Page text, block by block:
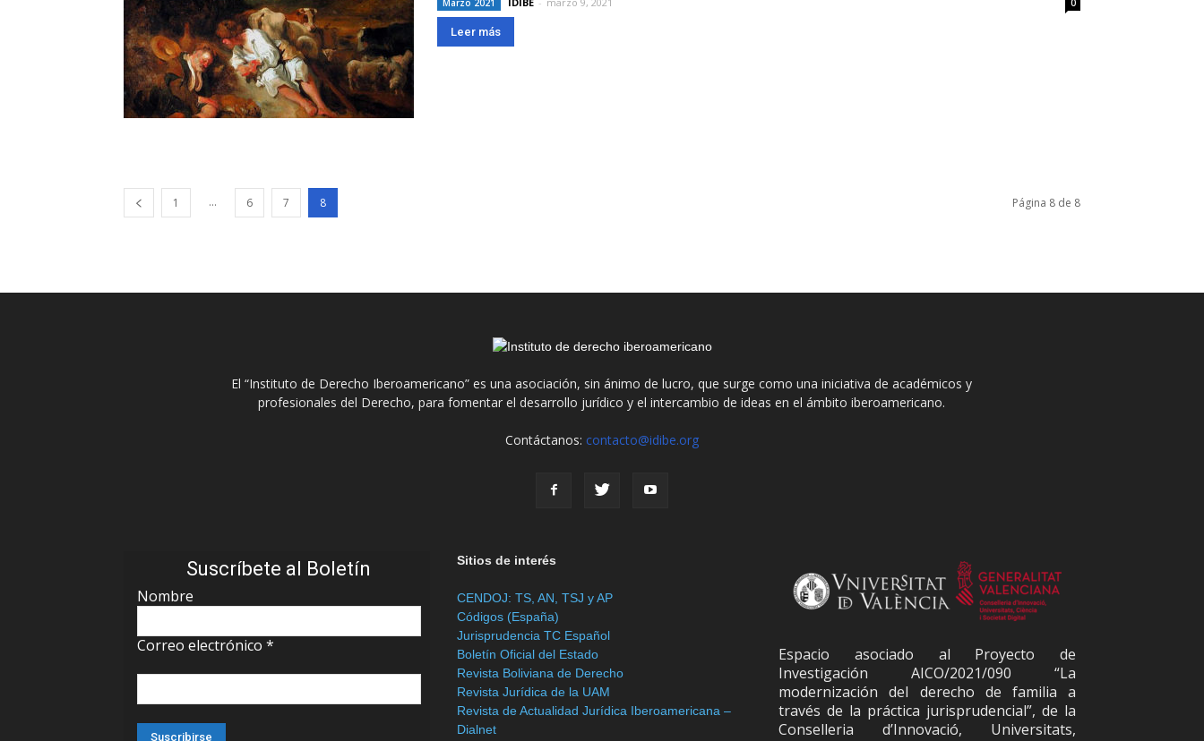
Marzo 2021 0
Leer más
1 ... 6 7 8 Página 8 de 8
El “Instituto de Derecho Iberoamericano” es una asociación, sin ánimo de lucro, que surge como una iniciativa de académicos y
profesionales del Derecho, para fomentar el desarrollo jurídico y el intercambio de ideas en el ámbito iberoamericano.
Contáctanos: contacto@idibe.org
Suscríbete al Boletín
Nombre
Correo electrónico *
Espacio asociado al Proyecto de
Investigación AICO/2021/090 “La
modernización del derecho de familia a
través de la práctica jurisprudencial”, de la
Conselleria d’Innovació, Universitats,
Sitios de interés
CENDOJ: TS, AN, TSJ y AP
Códigos (España)
Jurisprudencia TC Español
Boletín Oficial del Estado
Revista Boliviana de Derecho
Revista Jurídica de la UAM
Revista de Actualidad Jurídica Iberoamericana –
Dialnet